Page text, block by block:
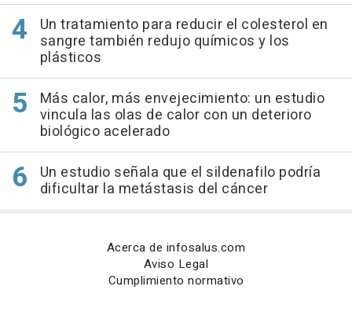
Un tratamiento para reducir el colesterol en
sangre también redujo químicos y los
plásticos
Más calor, más envejecimiento: un estudio
vincula las olas de calor con un deterioro
biológico acelerado
Un estudio señala que el sildenafilo podría
dificultar la metástasis del cáncer
Acerca de infosalus.com
Aviso Legal
Cumplimiento normativo